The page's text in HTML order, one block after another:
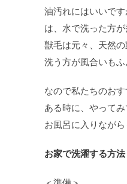
油汚れにはいいで
は、水で洗った方が
獣毛は元々、天然
洗う方が風合いもふ
なので私たちのお
ある時に、やってみ
お風呂に入りながら
お家で洗濯する方法